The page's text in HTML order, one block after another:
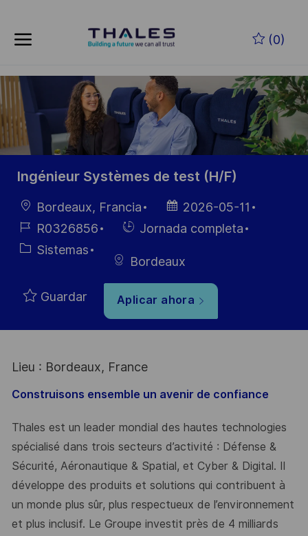
(0)
-
Ingénieur Systèmes de test (H/F)
Ubicación
Bordeaux, Francia
Fecha de
publicación
2026-05-11
ID de
empleo
R0326856
HiringJornada completa
Categoría
Sistemas
Bordeaux
Guardar Aplicar ahora
Lieu : Bordeaux, France
Construisons ensemble un avenir de confiance
Thales est un leader mondial des hautes technologies
spécialisé dans trois secteurs d’activité : Défense &
Sécurité, Aéronautique & Spatial, et Cyber & Digital. Il
développe des produits et solutions qui contribuent à
un monde plus sûr, plus respectueux de l’environnement
et plus inclusif. Le Groupe investit près de 4 milliards